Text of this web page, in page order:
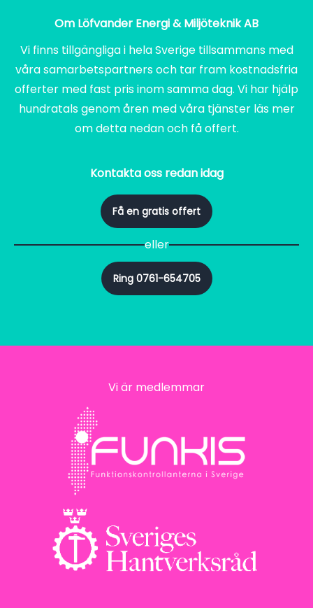
© Löfvander Energi & Miljöteknik AB 2025
Om Löfvander Energi & Miljöteknik AB
Vi finns tillgängliga i hela Sverige tillsammans med
våra samarbetspartners och tar fram kostnadsfria
offerter med fast pris inom samma dag. Vi har hjälp
hundratals genom åren med våra tjänster läs mer
om detta nedan och få offert.
Kontakta oss redan idag
Få en gratis offert
eller
Ring 0761-654705
Vi är medlemmar